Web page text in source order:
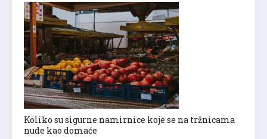
Koliko su sigurne namirnice koje se na tržnicama
nude kao domaće